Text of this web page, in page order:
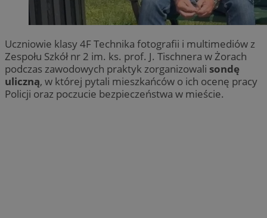
Uczniowie klasy 4F Technika fotografii i multimediów z
Zespołu Szkół nr 2 im. ks. prof. J. Tischnera w Żorach
podczas zawodowych praktyk zorganizowali sondę
uliczną, w której pytali mieszkańców o ich ocenę pracy
Policji oraz poczucie bezpieczeństwa w mieście.